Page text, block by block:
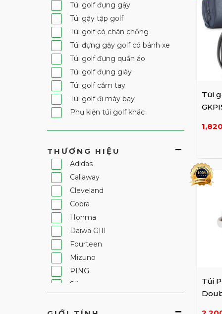
Túi golf đựng gậy
Túi gậy tập golf
Túi golf có chân chống
Túi đựng gậy golf có bánh xe
Túi golf đựng quần áo
Túi golf đựng giày
Túi golf cầm tay
Túi golf đi máy bay
Phụ kiện túi golf khác
THƯƠNG HIỆU
Adidas
Callaway
Cleveland
Cobra
Honma
Daiwa GIII
Fourteen
Mizuno
PING
Srixon
Titleist
Túi
Túi